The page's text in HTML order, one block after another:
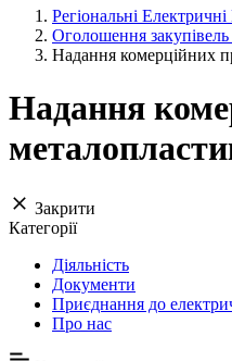
Регіональні
Оголошення закупівель
Надання комерційних
Надання
Закрити
Категорії
Діяльність
Документи
Приєднання до
Про нас